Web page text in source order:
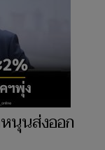
นุนส่งออก